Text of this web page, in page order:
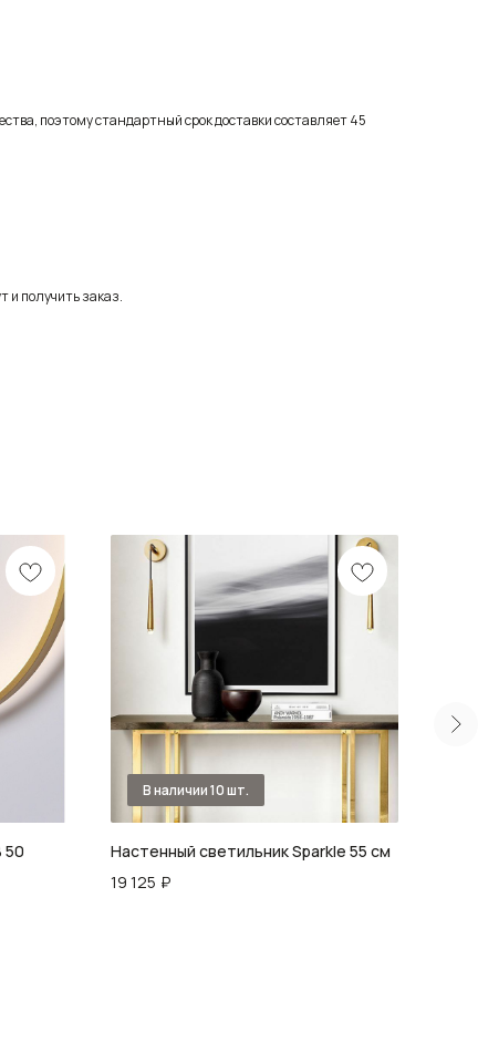
поэтому стандартный срок доставки составляет 45
и получить заказ.
50
Настенный светильник Sparkle 55 см
19 125 ₽